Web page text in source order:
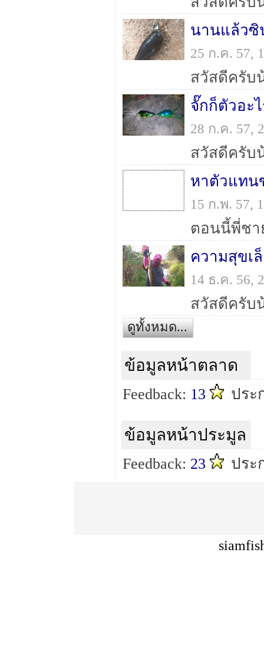
นานแล้วซิ
25 ก.ค. 57,
จั๊กก็ตัวอะ
28 ก.ค. 57,
สวัสดีครับ
หาตัวแทน
15 ก.พ. 57,
ความสุขเ
14 ธ.ค. 56,
สวัสดีครับ
ดูทั้งหมด...
ข้อมูลหน้าตลาด
Feedback: 13 ปร
ข้อมูลหน้าประมูล
Feedback: 23 ปร